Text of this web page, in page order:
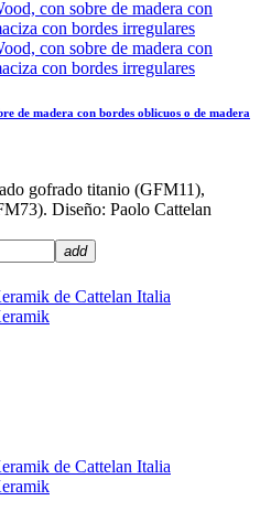
de madera con bordes oblicuos o de madera
gofrado titanio (GFM11),
Diseño: Paolo Cattelan
add